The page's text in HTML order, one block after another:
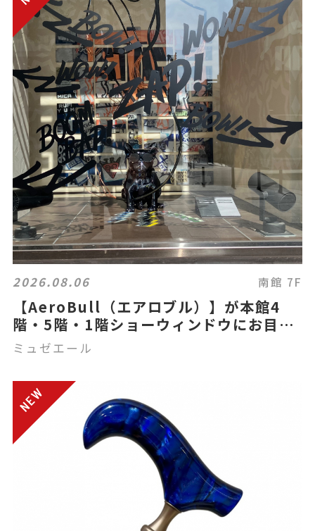
2026.08.06 南館 7F
【AeroBull（エアロブル）】が本館4
階・5階・1階ショーウィンドウにお目見
え☆
ミュゼエール